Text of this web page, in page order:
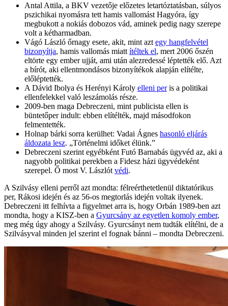
Antal Attila, a BKV vezetője előzetes letartóztatásban, súlyos
pszichikai nyomásra tett hamis vallomást Hagyóra, így
megbukott a nokiás dobozos vád, aminek pedig nagy szerepe
volt a kétharmadban.
Vágó László őrnagy esete, akit, mint azt egy hangfelvétel
bizonyítja, hamis vallomás miatt ítéltek el, mert 2006 őszén
eltörte egy ember ujját, ami után alezredessé léptették elő. Azt
a bírót, aki ellentmondásos bizonyítékok alapján elítélte,
előléptették.
A Dávid Ibolya és Herényi Károly elleni peris a politikai
ellenfelekkel való leszámolás része.
2009-ben maga Debreczeni, mint publicista ellen is
büntetőper indult: ebben elítélték, majd másodfokon
felmentették.
Holnap bárki sorra kerülhet: Vadai Ágnes hasonló eljárás
áldozata lesz. „Történelmi időket élünk.”
Debreczeni szerint egyébként Futó Barnabás ügyvéd az, aki a
nagyobb politikai perekben a Fidesz házi ügyvédeként
szerepel. Ő most V. Lászlót védi.
A Szilvásy elleni perről azt mondta: félreérthetetlenül diktatórikus
per, Rákosi idején és az 56-os megtorlás idején voltak ilyenek.
Debreczeni itt felhívta a figyelmet arra is, hogy Orbán 1989-ben azt
mondta, hogy a KISZ-ben a Gyurcsány az egyetlen komoly ember,
meg még úgy ahogy a Szilvásy. Gyurcsányt nem tudták elítélni, de a
Szilvásyval minden jel szerint el fognak bánni – mondta Debreczeni.